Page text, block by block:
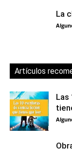
La
Artículos